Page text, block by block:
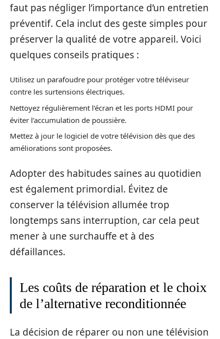
faut pas négliger l’importance d’un entretien
préventif. Cela inclut des geste simples pour
préserver la qualité de votre appareil. Voici
quelques conseils pratiques :
Utilisez un parafoudre pour protéger votre téléviseur
contre les surtensions électriques.
Nettoyez régulièrement l’écran et les ports HDMI pour
éviter l’accumulation de poussière.
Mettez à jour le logiciel de votre télévision dès que des
améliorations sont proposées.
Adopter des habitudes saines au quotidien
est également primordial. Évitez de
conserver la télévision allumée trop
longtemps sans interruption, car cela peut
mener à une surchauffe et à des
défaillances.
Les coûts de réparation et le choix
de l’alternative reconditionnée
La décision de réparer ou non une télévision